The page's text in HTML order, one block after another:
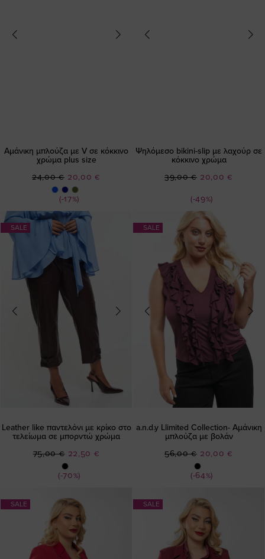
Αμάνικη μπλούζα με V σε κόκκινο
χρώμα plus size
(-17%)
Ειδική
Τιμή
20,00 €
24,00 €
Ψηλόμεσο bikini-slip με λαχούρ σε
κόκκινο χρώμα
(-49%)
Ειδική
20,00 €
39,00 €
SALE
Leather like παντελόνι με κρίκο στο
τελείωμα σε μπορντώ χρώμα
(-70%)
Ειδική
Τιμή
22,50 €
75,00 €
SALE
a.n.d.y Llimited Collection- Αμάνικη
μπλούζα με βολάν
(-64%)
Ειδική
Τιμή
20,00 €
56,00 €
SALE SALE